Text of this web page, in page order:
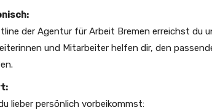
der Agentur für Arbeit Bremen erreichst du
und Mitarbeiter helfen dir, den
lieber persönlich vorbeikommst: